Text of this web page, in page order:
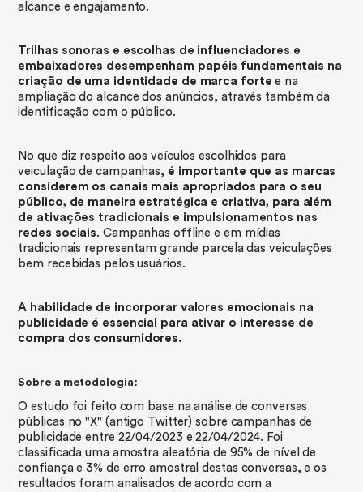
alcance e engajamento.
Trilhas sonoras e escolhas de influenciadores e
embaixadores desempenham papéis fundamentais na
criação de uma identidade de marca forte e na
ampliação do alcance dos anúncios, através também da
identificação com o público.
No que diz respeito aos veículos escolhidos para
veiculação de campanhas, é importante que as marcas
considerem os canais mais apropriados para o seu
público, de maneira estratégica e criativa, para além
de ativações tradicionais e impulsionamentos nas
redes sociais. Campanhas offline e em mídias
tradicionais representam grande parcela das veiculações
bem recebidas pelos usuários.
A habilidade de incorporar valores emocionais na
publicidade é essencial para ativar o interesse de
compra dos consumidores.
Sobre a metodologia:
O estudo foi feito com base na análise de conversas
públicas no "X" (antigo Twitter) sobre campanhas de
publicidade entre 22/04/2023 e 22/04/2024. Foi
classificada uma amostra aleatória de 95% de nível de
confiança e 3% de erro amostral destas conversas, e os
resultados foram analisados de acordo com a